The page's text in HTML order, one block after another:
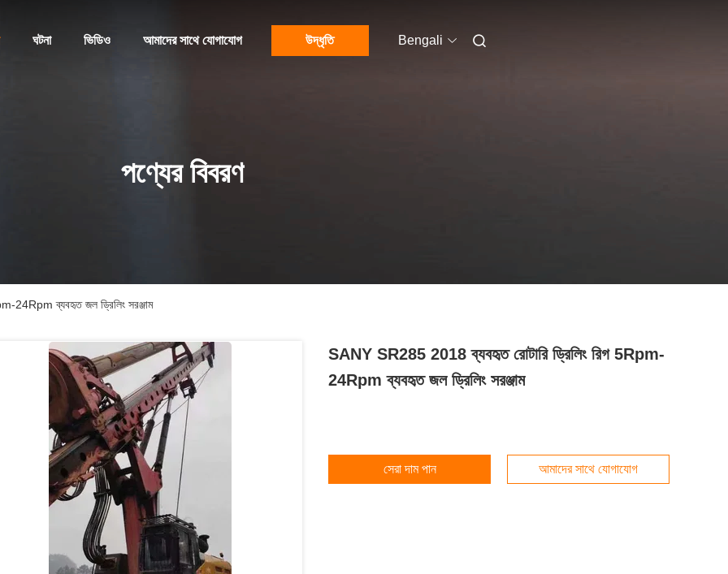
ঘটনা ভিডিও আমাদের সাথে যোগাযোগ উদ্ধৃতি Bengali
পণ্যের বিবরণ
24Rpm ব্যবহৃত জল ড্রিলিং সরঞ্জাম
SANY SR285 2018 ব্যবহৃত রোটারি ড্রিলিং রিগ 5Rpm-
24Rpm ব্যবহৃত জল ড্রিলিং সরঞ্জাম
সেরা দাম পান আমাদের সাথে যোগাযোগ